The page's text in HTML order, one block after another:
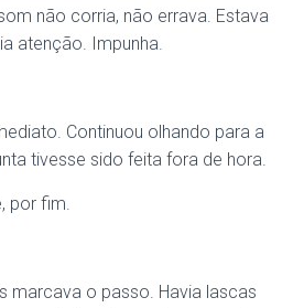
não corria, não errava. Estava
atenção. Impunha.
Continuou olhando para a
tivesse sido feita fora de hora.
por fim.
marcava o passo. Havia lascas